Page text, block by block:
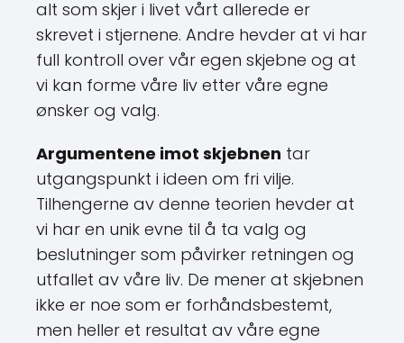
alt som skjer i livet vårt allerede er
skrevet i stjernene. Andre hevder at vi har
full kontroll over vår egen skjebne og at
vi kan forme våre liv etter våre egne
ønsker og valg.
Argumentene imot skjebnen tar
utgangspunkt i ideen om fri vilje.
Tilhengerne av denne teorien hevder at
vi har en unik evne til å ta valg og
beslutninger som påvirker retningen og
utfallet av våre liv. De mener at skjebnen
ikke er noe som er forhåndsbestemt,
men heller et resultat av våre egne